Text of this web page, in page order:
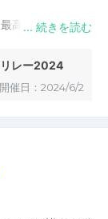
高に楽しい日に
リレー2024
開催日：2024/6/2